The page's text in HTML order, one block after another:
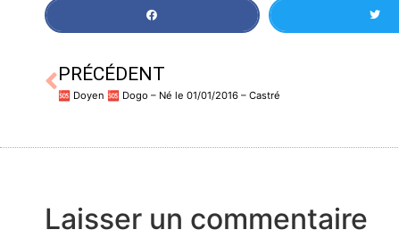
PRÉCÉDENT
🆘️ Doyen 🆘️ Dogo – Né le 01/01/2016 – Castré
Laisser un commentaire